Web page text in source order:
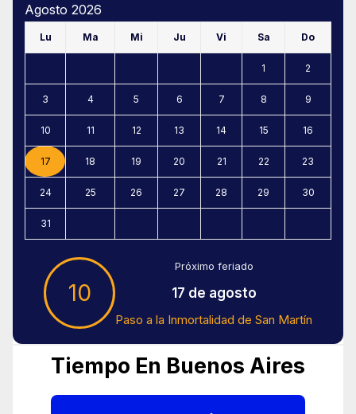
Agosto 2026
Lu Ma Mi Ju Vi Sa Do
1 2
3 4 5 6 7 8 9
10 11 12 13 14 15 16
17 18 19 20 21 22 23
24 25 26 27 28 29 30
31
10
Próximo feriado
17 de agosto
Paso a la Inmortalidad de San Martín
Tiempo En Buenos Aires